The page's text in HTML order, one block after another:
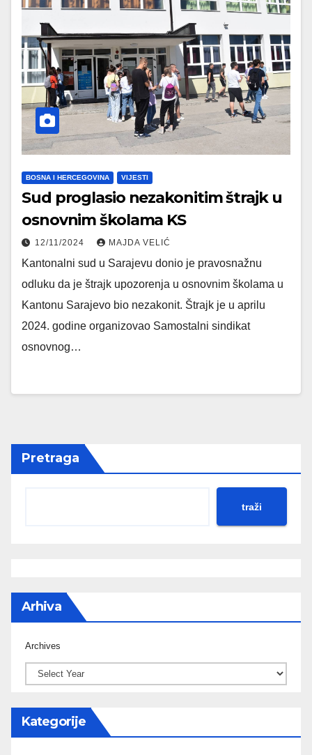
BOSNA I HERCEGOVINA VIJESTI
Sud proglasio nezakonitim štrajk u
osnovnim školama KS
12/11/2024 MAJDA VELIĆ
Kantonalni sud u Sarajevu donio je pravosnažnu
odluku da je štrajk upozorenja u osnovnim školama u
Kantonu Sarajevo bio nezakonit. Štrajk je u aprilu
2024. godine organizovao Samostalni sindikat
osnovnog…
Pretraga
traži
Arhiva
Archives
Kategorije